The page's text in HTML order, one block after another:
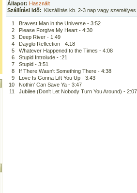
Állapot: Használt
Szállítási idő: Kiszállítás kb. 2-3 nap vagy
1
Bravest Man in the Universe - 3:52
2
Please Forgive My Heart - 4:30
3
Deep River - 1:49
4
Dayglo Reflection - 4:18
5
Whatever Happened to the Times - 4:08
6
Stupid Introlude - :21
7
Stupid - 3:51
8
If There Wasn't Something There - 4:38
9
Love Is Gonna Lift You Up - 3:43
10
Nothin' Can Save Ya - 3:47
11
Jubilee (Don't Let Nobody Turn You Around) - 2:07